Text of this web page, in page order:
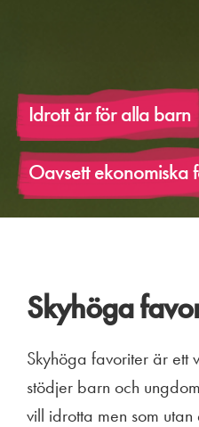
Idrott är för alla barn
Oavsett ekonomiska
Skyhöga
Skyhöga favoriter är ett
stödjer barn och
vill idrotta men som